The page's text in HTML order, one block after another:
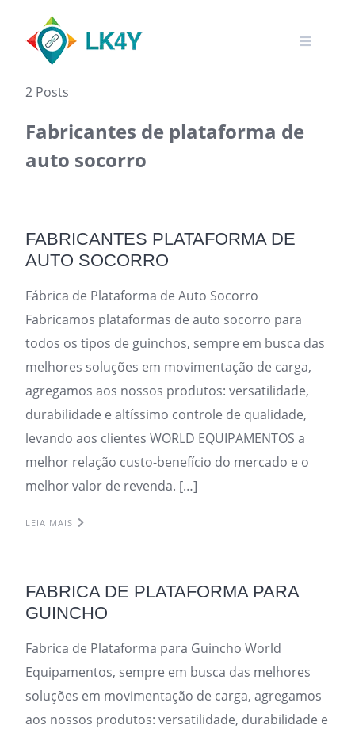
content
2 Posts
Fabricantes de plataforma de
auto socorro
FABRICANTES PLATAFORMA DE
AUTO SOCORRO
Fábrica de Plataforma de Auto Socorro
Fabricamos plataformas de auto socorro para
todos os tipos de guinchos, sempre em busca das
melhores soluções em movimentação de carga,
agregamos aos nossos produtos: versatilidade,
durabilidade e altíssimo controle de qualidade,
levando aos clientes WORLD EQUIPAMENTOS a
melhor relação custo-benefício do mercado e o
melhor valor de revenda. […]
LEIA MAIS
FABRICA DE PLATAFORMA PARA
GUINCHO
Fabrica de Plataforma para Guincho World
Equipamentos, sempre em busca das melhores
soluções em movimentação de carga, agregamos
aos nossos produtos: versatilidade, durabilidade e